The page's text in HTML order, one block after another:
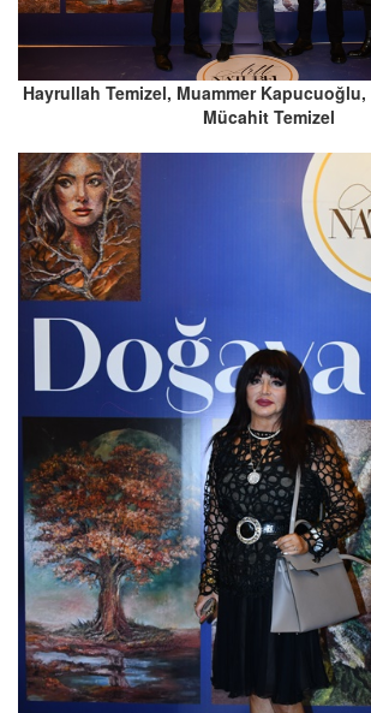
Hayrullah Temizel, Muammer Kapucuoğlu,
Mücahit Temizel